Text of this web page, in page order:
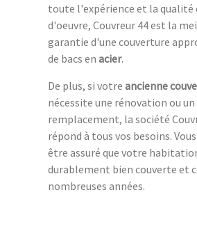
toute l'expérience et la qualité
d'oeuvre, Couvreur 44 est la
garantie d'une couverture
de bacs en acier.
De plus, si votre ancienne
nécessite une rénovation ou un
remplacement, la société
répond à tous vos besoins.
être assuré que votre
durablement bien couverte et
nombreuses années.